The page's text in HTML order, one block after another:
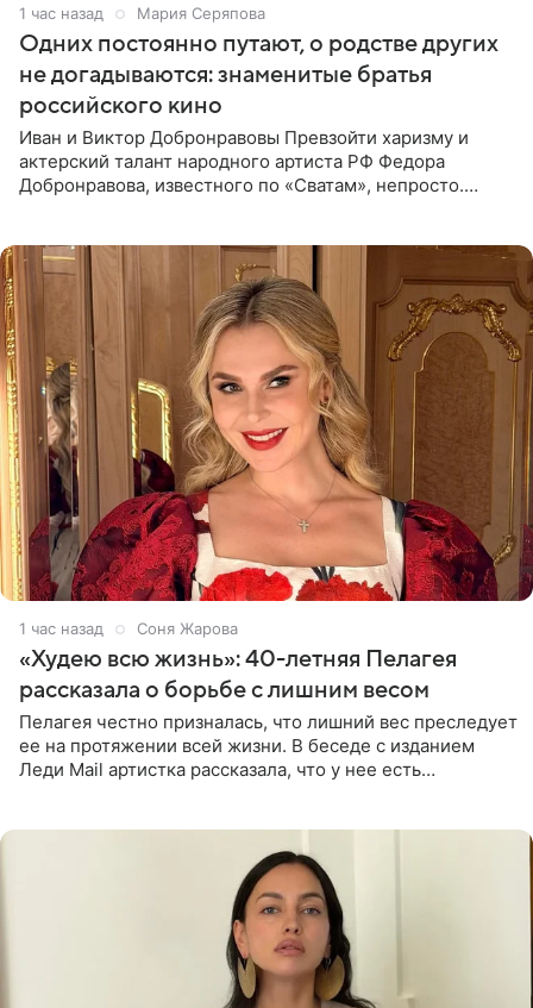
1 час назад Мария Серяпова
Одних постоянно путают, о родстве других
не догадываются: знаменитые братья
российского кино
Иван и Виктор Добронравовы Превзойти харизму и
актерский талант народного артиста РФ Федора
Добронравова, известного по «Сватам», непросто.
1 час назад Соня Жарова
«Худею всю жизнь»: 40-летняя Пелагея
рассказала о борьбе с лишним весом
Пелагея честно призналась, что лишний вес преследует
ее на протяжении всей жизни. В беседе с изданием
Леди Mail артистка рассказала, что у нее есть